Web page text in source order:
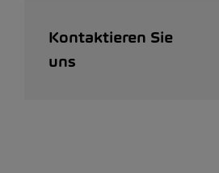
Kontaktieren Sie
uns